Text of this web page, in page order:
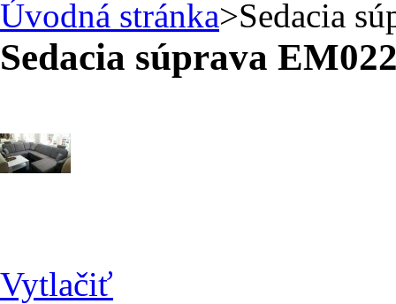
Úvodná stránka>Sedacia
Sedacia súprava
Vytlačiť